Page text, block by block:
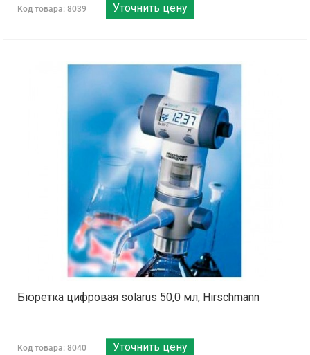
Код товара: 8039 Уточнить цену
Бюретка цифровая solarus 50,0 мл, Hirschmann
Код товара: 8040 Уточнить цену